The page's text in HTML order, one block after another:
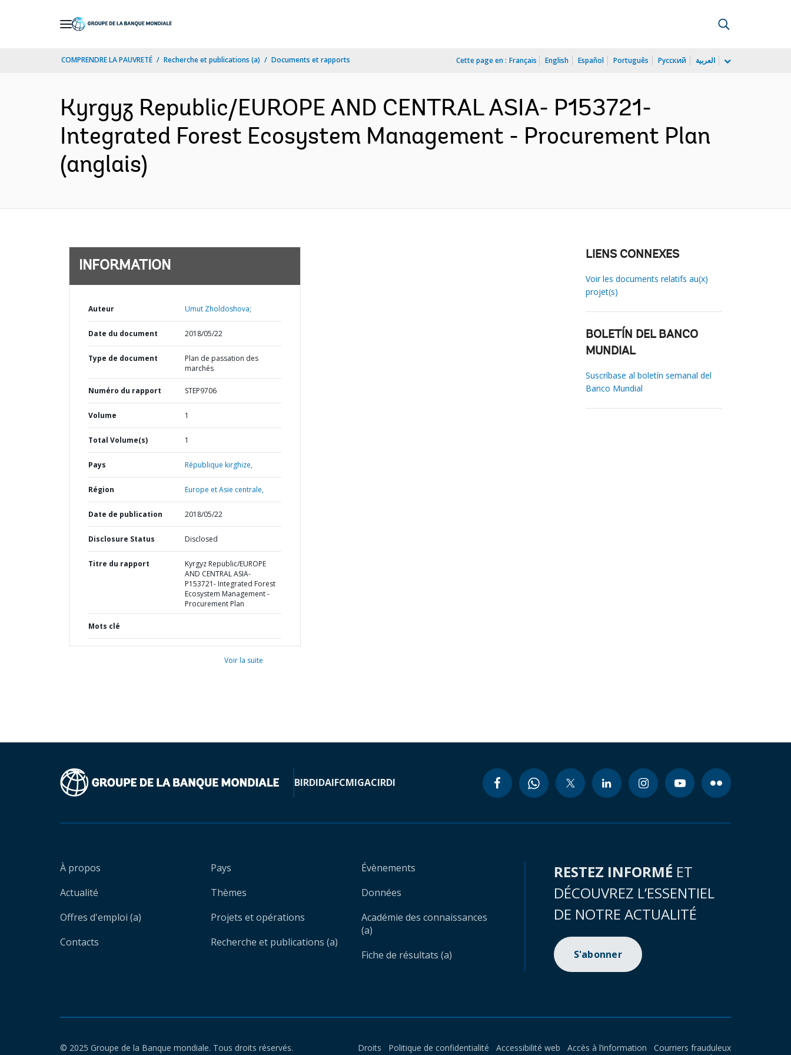
COMPRENDRE LA PAUVRETÉ Recherche et publications (a) Documents et rapports Cette page en : Français English Español Português Русский العربية
Kyrgyz Republic/EUROPE AND CENTRAL ASIA- P153721-
Integrated Forest Ecosystem Management - Procurement Plan
(anglais)
INFORMATION
Auteur Umut Zholdoshova;
Date du document 2018/05/22
Type de document
Plan de passation des
marchés
Numéro du rapport STEP9706
Volume 1
Total Volume(s) 1
Pays République kirghize,
Région Europe et Asie centrale,
Date de publication 2018/05/22
Disclosure Status Disclosed
Titre du rapport
Kyrgyz Republic/EUROPE
AND CENTRAL ASIA-
P153721- Integrated Forest
Ecosystem Management -
Procurement Plan
Mots clé
Voir la suite
LIENS CONNEXES
Voir les documents relatifs au(x)
projet(s)
BOLETÍN DEL BANCO
MUNDIAL
Suscríbase al boletín semanal del
Banco Mundial
BIRDIDAIFCMIGACIRDI
À propos
Actualité
Offres d'emploi (a)
Contacts
Pays
Thèmes
Projets et opérations
Recherche et publications (a)
Évènements
Données
Académie des connaissances
(a)
Fiche de résultats (a)
RESTEZ INFORMÉ ET
DÉCOUVREZ L’ESSENTIEL
DE NOTRE ACTUALITÉ
S'abonner
© 2025 Groupe de la Banque mondiale. Tous droits réservés. Droits Politique de confidentialité Accessibilité web Accès à l’information
Courriers frauduleux